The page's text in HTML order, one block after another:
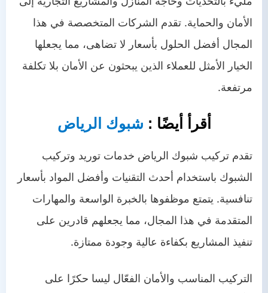
الأمان والحماية. تقدم الشركات المتخصصة في هذا
المجال أفضل الحلول بأسعار لا تضاهى، مما يجعلها
الخيار الأمثل للعملاء الذين يبحثون عن الأمان بلا تكلفة
مرتفعة.
أقرأ أيضًا : شبوك الرياض
تقدم تركيب شبوك الرياض خدمات توريد وتركيب
الشبوك باستخدام أحدث التقنيات وأفضل المواد بأسعار
تنافسية. يتمتع موظفوها بالخبرة الواسعة والمهارات
المتقدمة في هذا المجال، مما يجعلهم قادرين على
تنفيذ المشاريع بكفاءة عالية وجودة ممتازة.
التركيب المناسب والأمان الفعّال ليسا حكرًا على